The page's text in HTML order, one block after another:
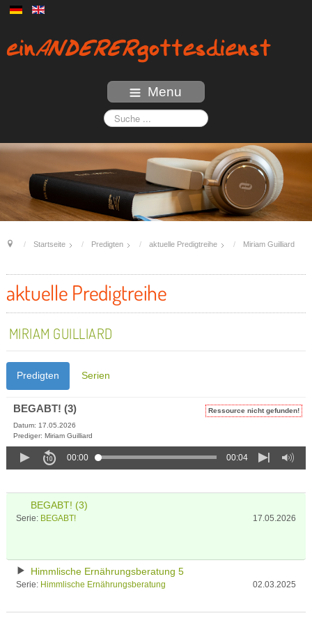
Menu
Startseite Predigten aktuelle Predigtreihe Miriam Guilliard
aktuelle Predigtreihe
MIRIAM GUILLIARD
Predigten Serien
BEGABT! (3)
Datum: 17.05.2026
Prediger: Miriam Guilliard
Ressource nicht gefunden!
00:00 00:04
BEGABT! (3)
Serie: BEGABT! 17.05.2026
Himmlische Ernährungsberatung 5
Serie: Himmlische Ernährungsberatung 02.03.2025